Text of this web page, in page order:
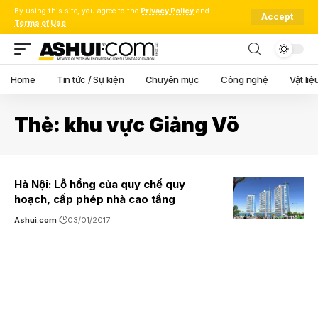
By using this site, you agree to the Privacy Policy and
Terms of Use.
Accept
Home Tin tức / Sự kiện Chuyên mục Công nghệ Vật
Thẻ: khu vực Giảng Võ
Hà Nội: Lỗ hổng của quy chế quy
hoạch, cấp phép nhà cao tầng
Ashui.com 03/01/2017